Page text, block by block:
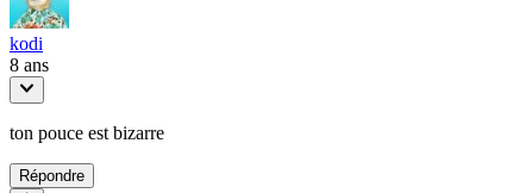
kodi
8 ans
ton pouce est bizarre
Répondre